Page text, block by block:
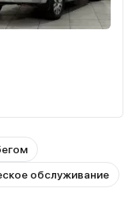
обслуживание